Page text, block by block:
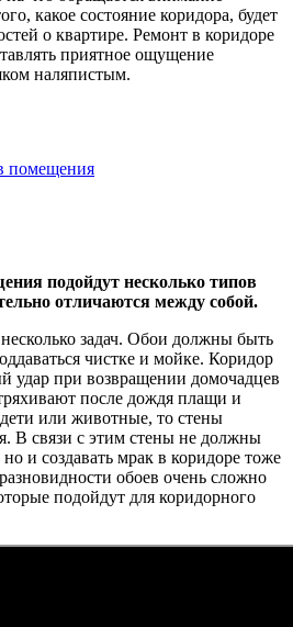
какое состояние коридора, будет
о квартире. Ремонт в коридоре
приятное ощущение
наляпистым.
помещения
подойдут несколько типов
отличаются между собой.
задач. Обои должны быть
чистке и мойке. Коридор
удар при возвращении домочадцев
после дождя плащи и
или животные, то стены
В связи с этим стены не должны
и создавать мрак в коридоре тоже
обоев очень сложно
подойдут для коридорного